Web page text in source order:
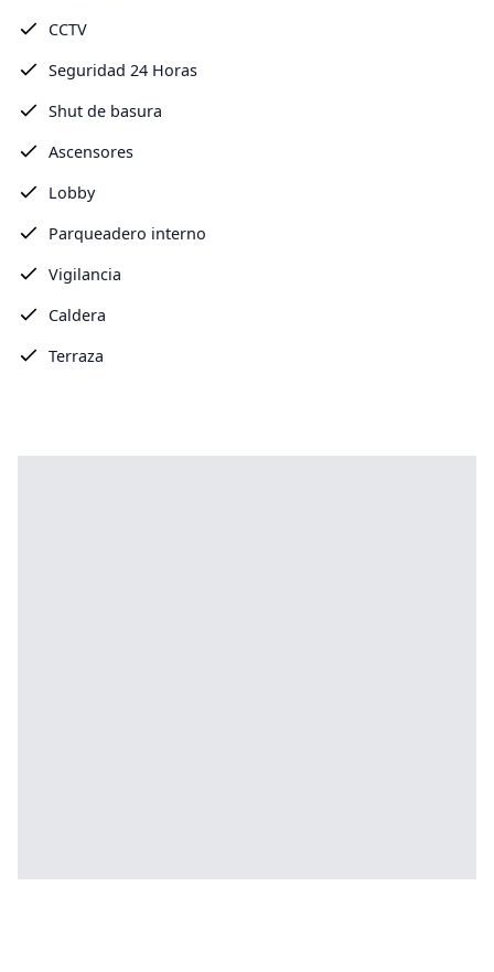
CCTV
Seguridad 24 Horas
Shut de basura
Ascensores
Lobby
Parqueadero interno
Vigilancia
Caldera
Terraza